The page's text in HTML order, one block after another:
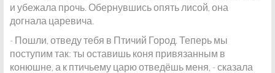
и убежала прочь. Обернувшись опять лисой, она
догнала царевича.
- Пошли, отведу тебя в Птичий Город. Теперь мы
поступим так: ты оставишь коня привязанным в
конюшне, а к птичьему царю отведёшь меня, - сказала